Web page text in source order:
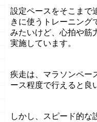
設定ペースをそこまで
きに使うトレーニング
みたいけど、心拍や筋
実施しています。
疾走は、マラソンペー
ース程度で行えると良
しかし、スピード的な